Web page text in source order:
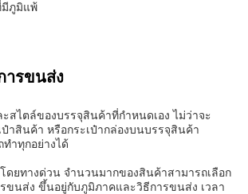
ภูมิแพ้
ารขนส่ง
สไตล์ของบรรจุสินค้าที่กําหนดเอง ไม่ว่าจะ
าสินค้า หรือกระเป๋ากล่องบนบรรจุสินค้า
าทุกอย่างได้
โดยทางด่วน จํานวนมากของสินค้าสามารถเลือก
ขนส่ง ขึ้นอยู่กับภูมิภาคและวิธีการขนส่ง เวลา